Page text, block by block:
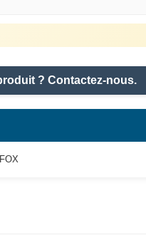
? Contactez-nous.